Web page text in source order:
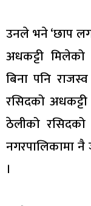
उनले भने ‘छाप
अधकट्टी
बिना पनि
रसिदको
ठेलीको
नगरपालिकामा
।